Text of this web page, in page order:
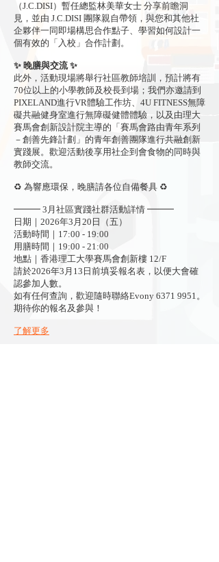
（J.C.DISI）暫任總監林美華女士 分享前瞻洞
見，並由 J.C.DISI 團隊親自帶領，與您和其他社
企夥伴一同即場構思合作點子、學習如何設計一
個有效的「入校」合作計劃。
✨ 晚膳與交流 ✨
此外，活動現場將舉行社區教師培訓，預計將有
70位以上的小學教師及校長到場；我們亦邀請到
PIXELAND進行VR體驗工作坊、4U FITNESS無障
礙共融健身室進行無障礙健體體驗，以及由理大
賽馬會創新設計院主導的「賽馬會路由青年系列
－創善先鋒計劃」的青年創善團隊進行共融創新
實踐展。歡迎活動後享用社企到會食物的同時與
教師交流。
♻ 為響應環保，晚膳請各位自備餐具 ♻
━━━ 3月社區實踐社群活動詳情 ━━━
日期｜2026年3月20日（五）
活動時間｜17:00 - 19:00
用膳時間｜19:00 - 21:00
地點｜香港理工大學賽馬會創新樓 12/F
請於2026年3月13日前填妥報名表，以便大會確
認參加人數。
如有任何查詢，歡迎隨時聯絡Evony 6371 9951 。
期待你的報名及參與！
了解更多